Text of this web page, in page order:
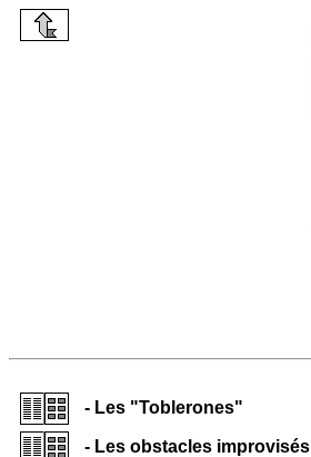
- Les "Toblerones"
- Les obstacles improvisés